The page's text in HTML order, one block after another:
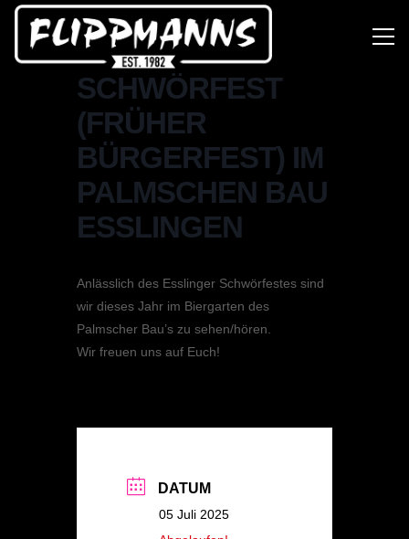
FLIPPMANNS –
SCHWÖRFEST
(FRÜHER
BÜRGERFEST) IM
PALMSCHEN BAU
ESSLINGEN
Anlässlich des Esslinger Schwörfestes sind
wir dieses Jahr im Biergarten des
Palmscher Bau’s zu sehen/hören.
Wir freuen uns auf Euch!
DATUM
05 Juli 2025